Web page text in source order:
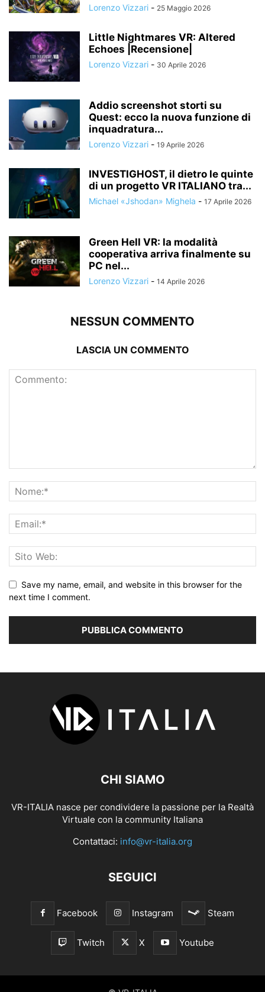
Lorenzo Vizzari - 25 Maggio 2026
Little Nightmares VR: Altered
Echoes |Recensione|
Lorenzo Vizzari - 30 Aprile 2026
Addio screenshot storti su
Quest: ecco la nuova funzione di
inquadratura...
Lorenzo Vizzari - 19 Aprile 2026
INVESTIGHOST, il dietro le quinte
di un progetto VR ITALIANO tra...
Michael «Jshodan» Mighela - 17 Aprile 2026
Green Hell VR: la modalità
cooperativa arriva finalmente su
PC nel...
Lorenzo Vizzari - 14 Aprile 2026
NESSUN COMMENTO
LASCIA UN COMMENTO
Save my name, email, and website in this browser for the
next time I comment.
CHI SIAMO
VR-ITALIA nasce per condividere la passione per la Realtà
Virtuale con la community Italiana
Contattaci: info@vr-italia.org
SEGUICI
Facebook Instagram Steam
Twitch X Youtube